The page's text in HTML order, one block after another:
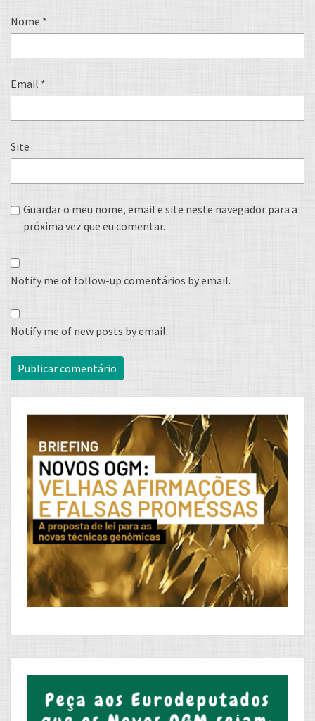
Nome *
Email *
Site
Guardar o meu nome, email e site neste navegador para a
próxima vez que eu comentar.
Notify me of follow-up comentários by email.
Notify me of new posts by email.